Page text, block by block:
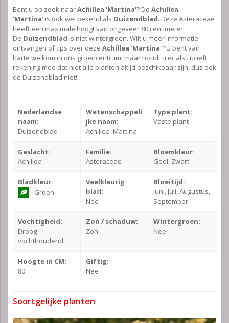
Bent u op zoek naarAchillea 'Martina'? De Achillea
'Martina' is ook wel bekend als Duizendblad. Deze Asteraceae
heeft een maximale hoogt van ongeveer 80 centimeter.
De Duizendblad is niet wintergroen. Wilt u meer informatie
ontvangen of tips over deze Achillea 'Martina'? U bent van
harte welkom in ons groencentrum, maar houdt u er alstublieft
rekening mee dat niet alle planten altijd beschikbaar zijn, dus ook
de Duizendblad niet!
Nederlandse
naam:
Duizendblad
Wetenschappeli
jke naam:
Achillea 'Martina'
Type plant:
Vaste plant
Geslacht:
Achillea
Familie:
Asteraceae
Bloemkleur:
Geel, Zwart
Bladkleur:
Groen
Veelkleurig
blad:
Nee
Bloeitijd:
Juni, Juli, Augustus,
September
Vochtigheid:
Droog-
vochthoudend
Zon / schaduw:
Zon
Wintergroen:
Nee
Hoogte in CM:
80
Giftig:
Nee
Soortgelijke planten